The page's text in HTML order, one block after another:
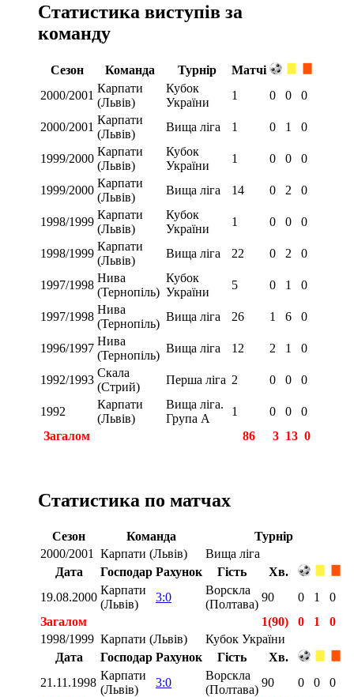
Статистика виступів за
команду
Сезон Команда Турнір
Матчі
2000/2001
Карпати
(Львів)
Кубок
України
1 0 0 0
2000/2001
Карпати
(Львів)
Вища ліга 1 0 1 0
1999/2000
Карпати
(Львів)
Кубок
України
1 0 0 0
1999/2000
Карпати
(Львів)
Вища ліга 14 0 2 0
1998/1999
Карпати
(Львів)
Кубок
України
1 0 0 0
1998/1999
Карпати
(Львів)
Вища ліга 22 0 2 0
1997/1998
Нива
(Тернопіль)
Кубок
України
5 0 1 0
1997/1998
Нива
(Тернопіль)
Вища ліга 26 1 6 0
1996/1997
Нива
(Тернопіль)
Вища ліга 12 2 1 0
1992/1993
Скала
(Стрий)
Перша ліга 2 0 0 0
1992
Карпати
(Львів)
Вища ліга.
Група А
1 0 0
0
Загалом
86 3 13 0
Статистика по матчах
Сезон Команда
Турнір
2000/2001
Карпати (Львів)
Вища ліга
Дата
Господар Рахунок Гість
Хв.
19.08.2000
Карпати
(Львів)
3:0
Ворскла
(Полтава)
90 0 1
0
Загалом
1(90) 0 1
0
1998/1999 Карпати (Львів)
Кубок України
Дата
Господар Рахунок Гість
Хв.
21.11.1998
Карпати
(Львів)
3:0
Ворскла
(Полтава)
90 0 0
0